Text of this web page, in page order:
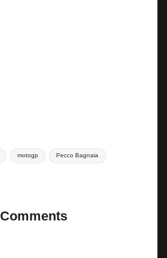
motogp Pecco Bagnaia
Comments